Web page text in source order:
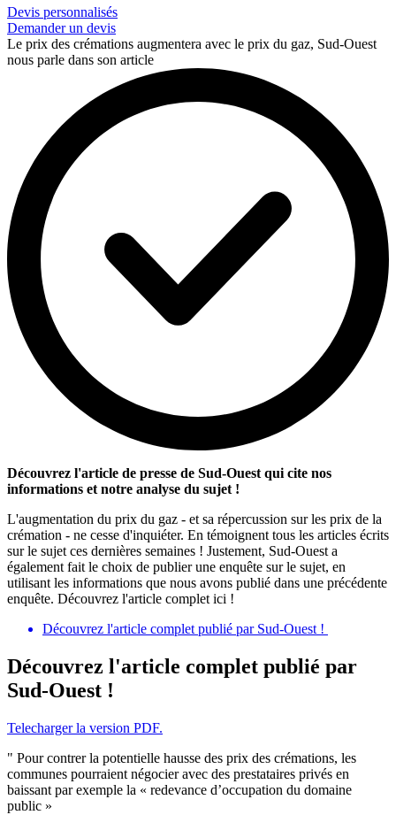
Devis personnalisés
Demander un devis
Le prix des crémations augmentera avec le prix du gaz, Sud-Ouest
nous parle dans son article
Découvrez l'article de presse de Sud-Ouest qui cite nos
informations et notre analyse du sujet !
L'augmentation du prix du gaz - et sa répercussion sur les prix de la
crémation - ne cesse d'inquiéter. En témoignent tous les articles écrits
sur le sujet ces dernières semaines ! Justement, Sud-Ouest a
également fait le choix de publier une enquête sur le sujet, en
utilisant les informations que nous avons publié dans une précédente
enquête. Découvrez l'article complet ici !
Découvrez l'article complet publié par Sud-Ouest !
Découvrez l'article complet publié par
Sud-Ouest !
Telecharger la version PDF.
" Pour contrer la potentielle hausse des prix des crémations, les
communes pourraient négocier avec des prestataires privés en
baissant par exemple la « redevance d’occupation du domaine
public »